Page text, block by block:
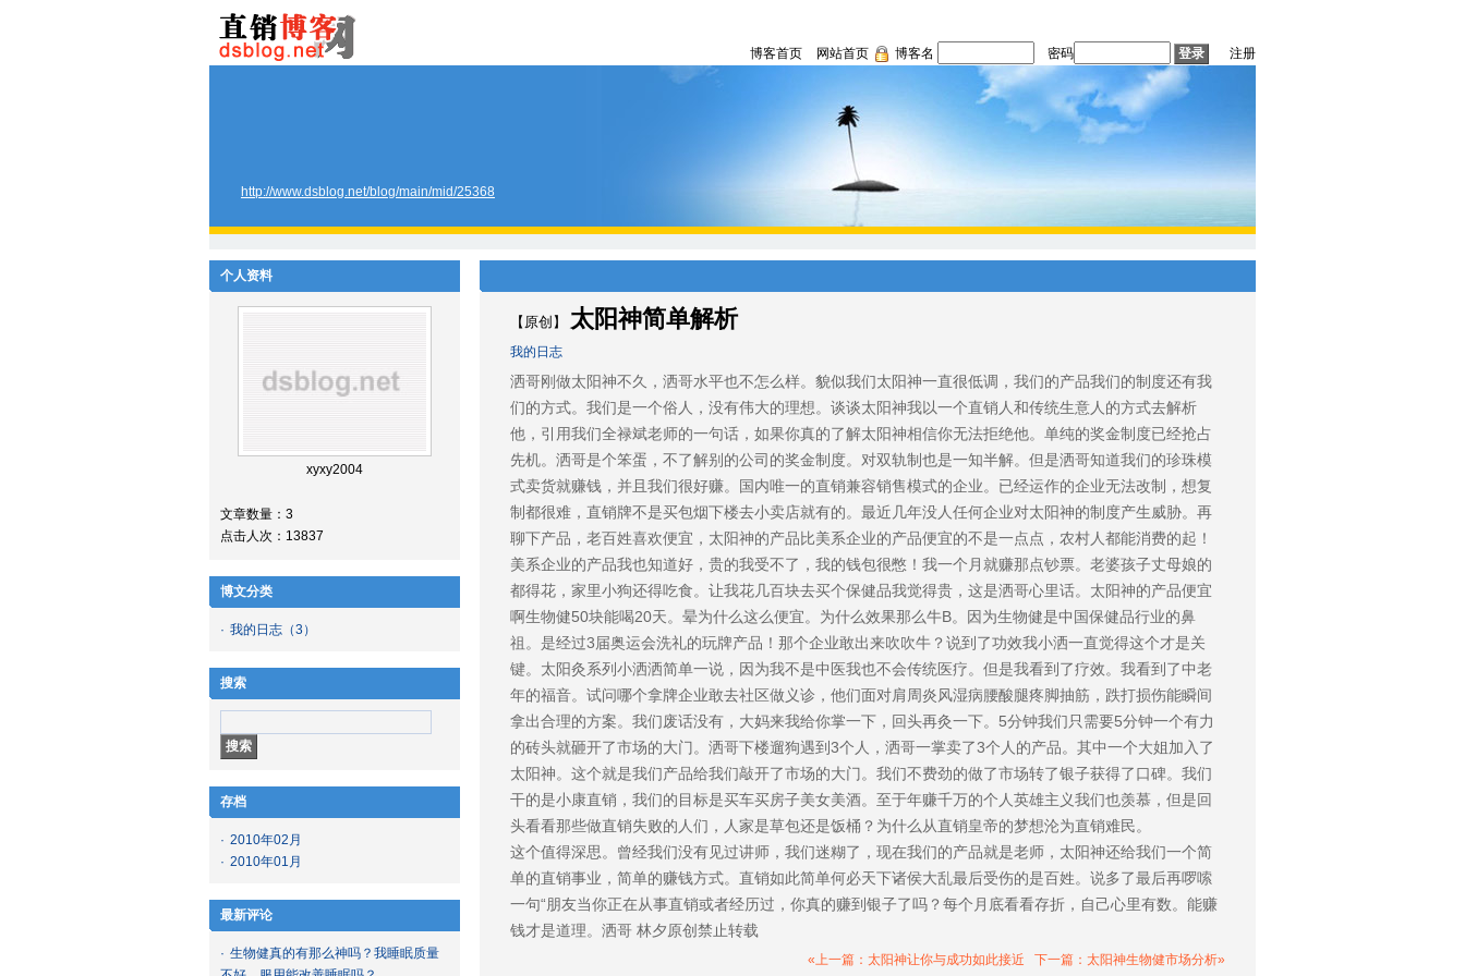
博客首页 网站首页 博客名 密码 注册
http://www.dsblog.net/blog/main/mid/25368
个人资料
xyxy2004
文章数量：3
点击人次：13837
博文分类
· 我的日志 （3）
搜索
存档
· 2010年02月
· 2010年01月
最新评论
· 生物健真的有那么神吗？我睡眠质量
【原创】 太阳神简单解析
我的日志
洒哥刚做太阳神不久，洒哥水平也不怎么样。貌似我们太阳神一直很低调，我们的产品我们的制度还有我
们的方式。我们是一个俗人，没有伟大的理想。谈谈太阳神我以一个直销人和传统生意人的方式去解析
他，引用我们全禄斌老师的一句话，如果你真的了解太阳神相信你无法拒绝他。单纯的奖金制度已经抢占
先机。洒哥是个笨蛋，不了解别的公司的奖金制度。对双轨制也是一知半解。但是洒哥知道我们的珍珠模
式卖货就赚钱，并且我们很好赚。国内唯一的直销兼容销售模式的企业。已经运作的企业无法改制，想复
制都很难，直销牌不是买包烟下楼去小卖店就有的。最近几年没人任何企业对太阳神的制度产生威胁。再
聊下产品，老百姓喜欢便宜，太阳神的产品比美系企业的产品便宜的不是一点点，农村人都能消费的起！
美系企业的产品我也知道好，贵的我受不了，我的钱包很憋！我一个月就赚那点钞票。老婆孩子丈母娘的
都得花，家里小狗还得吃食。让我花几百块去买个保健品我觉得贵，这是洒哥心里话。太阳神的产品便宜
啊生物健50块能喝20天。晕为什么这么便宜。为什么效果那么牛B。因为生物健是中国保健品行业的鼻
祖。是经过3届奥运会洗礼的玩牌产品！那个企业敢出来吹吹牛？说到了功效我小洒一直觉得这个才是关
键。太阳灸系列小洒洒简单一说，因为我不是中医我也不会传统医疗。但是我看到了疗效。我看到了中老
年的福音。试问哪个拿牌企业敢去社区做义诊，他们面对肩周炎风湿病腰酸腿疼脚抽筋，跌打损伤能瞬间
拿出合理的方案。我们废话没有，大妈来我给你掌一下，回头再灸一下。5分钟我们只需要5分钟一个有力
的砖头就砸开了市场的大门。洒哥下楼遛狗遇到3个人，洒哥一掌卖了3个人的产品。其中一个大姐加入了
太阳神。这个就是我们产品给我们敲开了市场的大门。我们不费劲的做了市场转了银子获得了口碑。我们
干的是小康直销，我们的目标是买车买房子美女美酒。至于年赚千万的个人英雄主义我们也羡慕，但是回
头看看那些做直销失败的人们，人家是草包还是饭桶？为什么从直销皇帝的梦想沦为直销难民。
这个值得深思。曾经我们没有见过讲师，我们迷糊了，现在我们的产品就是老师，太阳神还给我们一个简
单的直销事业，简单的赚钱方式。直销如此简单何必天下诸侯大乱最后受伤的是百姓。说多了最后再啰嗦
一句“朋友当你正在从事直销或者经历过，你真的赚到银子了吗？每个月底看看存折，自己心里有数。能赚
钱才是道理。洒哥 林夕原创禁止转载
«上一篇：太阳神让你与成功如此接近 下一篇：太阳神生物健市场分析»